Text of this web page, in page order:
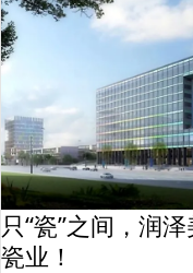
只“瓷”之间，润
瓷业！